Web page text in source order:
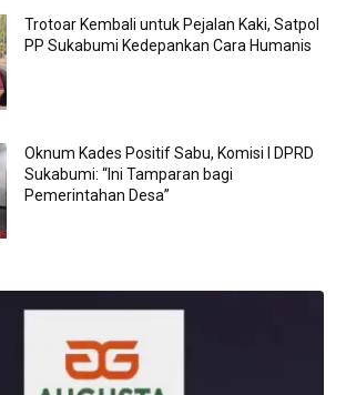
Trotoar Kembali untuk Pejalan Kaki, Satpol
PP Sukabumi Kedepankan Cara Humanis
Oknum Kades Positif Sabu, Komisi I DPRD
Sukabumi: “Ini Tamparan bagi
Pemerintahan Desa”